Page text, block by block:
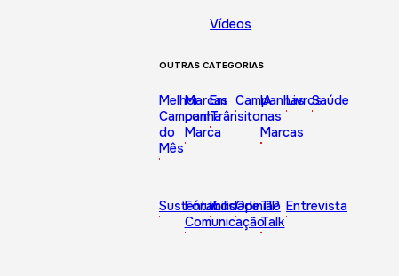
Vídeos
OUTRAS CATEGORIAS
Melhor
Campanha
do
Mês
Marcas
com
Marca
Em
Trânsito
Campanhas
IA
nas
Marcas
LivrosSaúde
Sustentabilidade
Fórum
Comunicação
KidsOpinião
TIP
Talk
Entrevista